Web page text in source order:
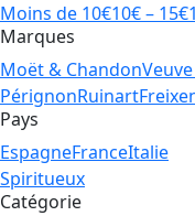
Moins de 10€10€ – 15€
Marques
Moët & Chandon
PérignonRuinart
Pays
EspagneFranceItalie
Spiritueux
Catégorie